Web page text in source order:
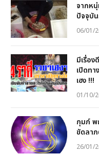
จากห
ปัจจุบั
06/01/
มีเรื่อ
เปิดทา
เฮง !!!
01/10/
กุมภ์ พ
ขัดลาภ
26/01/